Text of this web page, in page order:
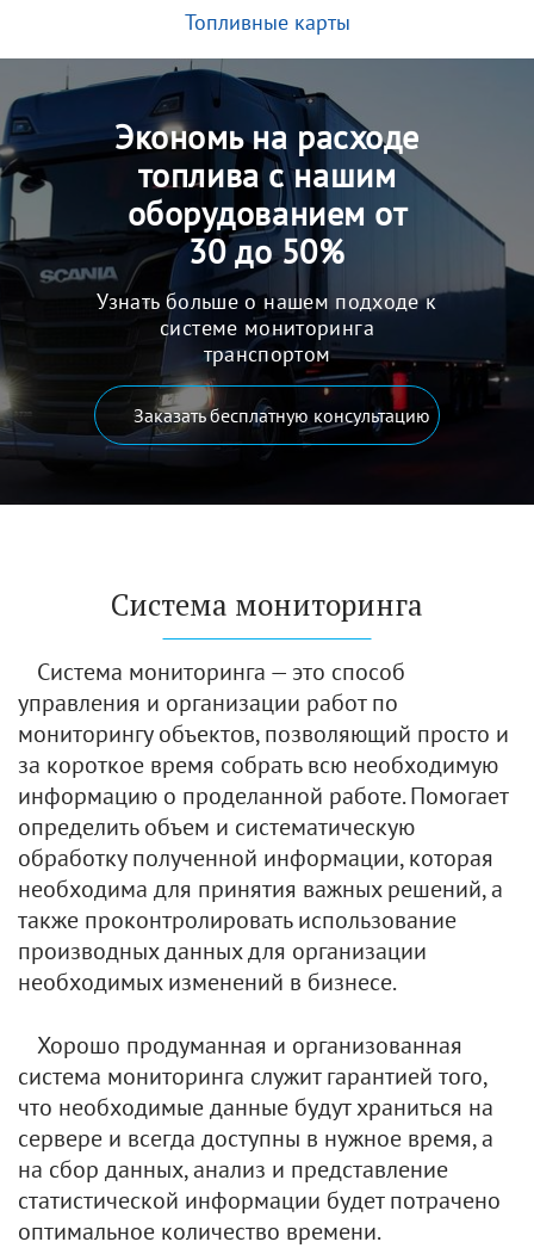
Топливные карты
Экономь на расходе
топлива с нашим
оборудованием от
30 до 50%
Узнать больше о нашем подходе к
системе мониторинга
транспортом
Заказать бесплатную консультацию
Система мониторинга
Система мониторинга — это способ
управления и организации работ по
мониторингу объектов, позволяющий просто и
за короткое время собрать всю необходимую
информацию о проделанной работе. Помогает
определить объем и систематическую
обработку полученной информации, которая
необходима для принятия важных решений, а
также проконтролировать использование
производных данных для организации
необходимых изменений в бизнесе.
Хорошо продуманная и организованная
система мониторинга служит гарантией того,
что необходимые данные будут храниться на
сервере и всегда доступны в нужное время, а
на сбор данных, анализ и представление
статистической информации будет потрачено
оптимальное количество времени.